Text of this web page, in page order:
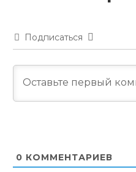
Подписаться
0 КОММЕНТАРИЕВ